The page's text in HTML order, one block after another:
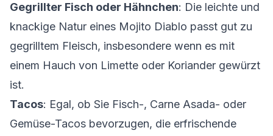
Gegrillter Fisch oder Hähnchen: Die leichte und
knackige Natur eines Mojito Diablo passt gut zu
gegrilltem Fleisch, insbesondere wenn es mit
einem Hauch von Limette oder Koriander gewürzt
ist.
Tacos: Egal, ob Sie Fisch-, Carne Asada- oder
Gemüse-Tacos bevorzugen, die erfrischende